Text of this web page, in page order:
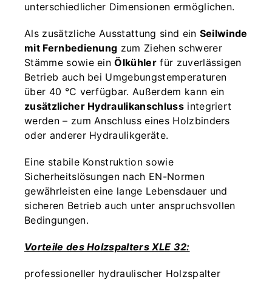
unterschiedlicher Dimensionen ermöglichen.
Als zusätzliche Ausstattung sind ein Seilwinde
mit Fernbedienung zum Ziehen schwerer
Stämme sowie einÖlkühler für zuverlässigen
Betrieb auch bei Umgebungstemperaturen
über 40 °C verfügbar. Außerdem kann ein
zusätzlicher Hydraulikanschlussintegriert
werden – zum Anschluss eines Holzbinders
oder anderer Hydraulikgeräte.
Eine stabile Konstruktion sowie
Sicherheitslösungen nach EN-Normen
gewährleisten eine lange Lebensdauer und
sicheren Betrieb auch unter anspruchsvollen
Bedingungen.
Vorteile des Holzspalters XLE 32:
professioneller hydraulischer Holzspalter